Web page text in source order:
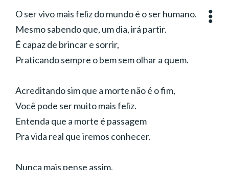
Letra:
Francisco Costa
Música:Francisco Costa
Interpretação:Jean Lopes, Francisco Costa
Gênero:Sertanejo
Mais
O ser vivo mais feliz do mundo é o ser humano.
Mesmo sabendo que, um dia, irá partir.
É capaz de brincar e sorrir,
Praticando sempre o bem sem olhar a quem.
Acreditando sim que a morte não é o fim,
Você pode ser muito mais feliz.
Entenda que a morte é passagem
Pra vida real que iremos conhecer.
Nunca mais pense assim.